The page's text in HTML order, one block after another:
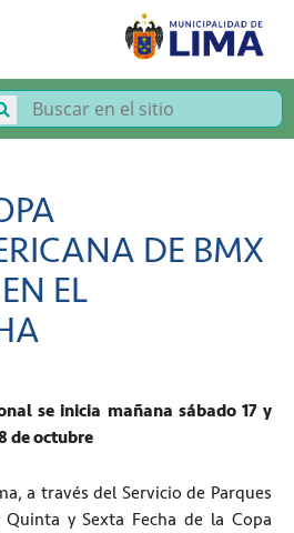
DE BMX
EL
se inicia mañana sábado 17 y
de octubre
a través del Servicio de Parques
Quinta y Sexta Fecha de la Copa